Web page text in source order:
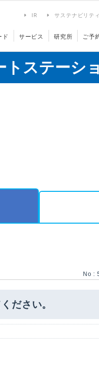
IR サステナビリティ
ド サービス 研究所 ご予
トステーシ
No :
ださい。